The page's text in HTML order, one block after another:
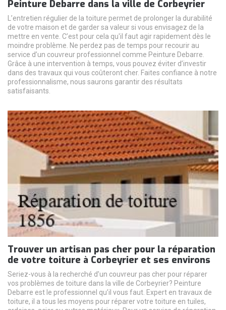
Peinture Debarre dans la ville de Corbeyrier
L’entretien régulier de la toiture permet de prolonger la durabilité
de votre maison et de garder sa valeur si vous envisagez de la
mettre en vente. C’est pour cela qu'il faut agir rapidement dès le
moindre problème. Ne perdez pas de temps pour recourir au
service d’un couvreur professionnel comme Peinture Debarre.
Grâce à une intervention à temps, vous pouvez éviter d’investir
dans des travaux qui vous coûteront cher. Faites confiance à notre
professionnalisme, nous saurons garantir des résultats
satisfaisants.
Trouver un artisan pas cher pour la réparation
de votre toiture à Corbeyrier et ses environs
Seriez-vous à la recherché d’un couvreur pas cher pour réparer
vos problèmes de toiture dans la ville de Corbeyrier? Peinture
Debarre est le professionnel qu’il vous faut. Expert en travaux de
toiture, il a tous les moyens pour réparer votre toiture en tuiles,